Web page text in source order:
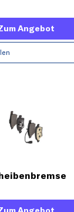
Angebot